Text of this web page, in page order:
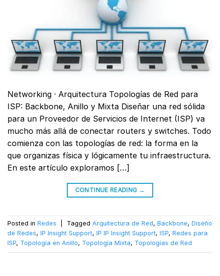
Networking · Arquitectura Topologías de Red para
ISP: Backbone, Anillo y Mixta Diseñar una red sólida
para un Proveedor de Servicios de Internet (ISP) va
mucho más allá de conectar routers y switches. Todo
comienza con las topologías de red: la forma en la
que organizas física y lógicamente tu infraestructura.
En este artículo exploramos […]
CONTINUE READING →
Posted in Redes Tagged Arquitectura de Red, Backbone, Diseño
de Redes, IP Insight Support, IP IP Insight Support, ISP, Redes para
ISP, Topología en Anillo, Topología Mixta, Topologías de Red